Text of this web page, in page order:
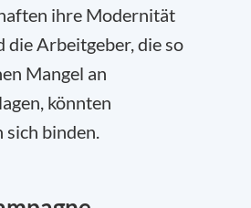
ihre Modernität
die Arbeitgeber, die so
Mangel an
könnten
binden.